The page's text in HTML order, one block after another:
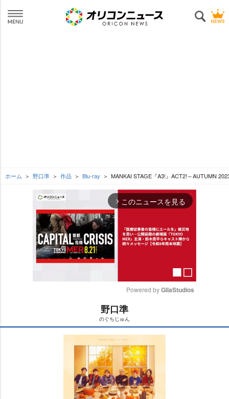
ホーム 野口準 作品 Blu-ray MANKAI STAGE『A3!』ACT2!～AUTUMN
arrow_forward_ios このニュースを見る
t
Powered by GliaStudios
野口準
のぐちじゅん